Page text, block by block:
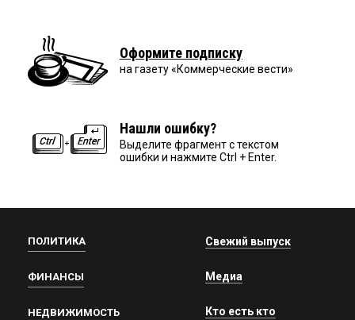
Оформите подписку
на газету «Коммерческие вести»
Нашли ошибку?
Выделите фрагмент с текстом
ошибки и нажмите Ctrl + Enter.
ПОЛИТИКА
ФИНАНСЫ
НЕДВИЖИМОСТЬ
Свежий выпуск
Медиа
Кто есть кто